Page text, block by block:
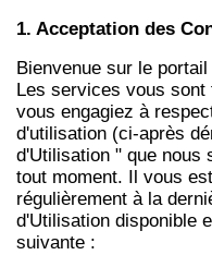
1. Acceptation des
Bienvenue sur le
Les services vous
vous engagiez à
d'utilisation (ci-après
d'Utilisation " que nous
tout moment. Il vous
régulièrement à la
d'Utilisation disponible
suivante :